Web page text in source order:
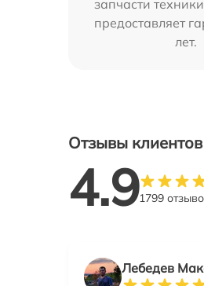
запчасти
предоставляет
лет.
Отзывы клиентов
4.91799
Лебедев